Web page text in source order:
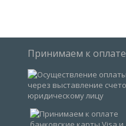
Принимаем к оплате